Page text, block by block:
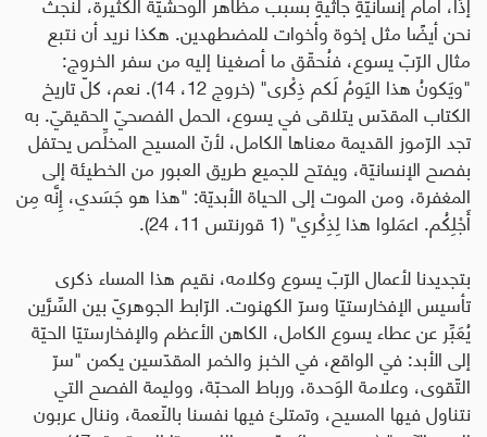
نحن أيضًا مثل إخوة وأخوات للمضطهدين. هكذا نريد أن نتبع
مثال الرّبّ يسوع، فنُحقّق ما أصغينا إليه من سفر الخروج:
"ويَكونُ هذا اليَومُ لَكم ذِكْرى" (خروج 12، 14). نعم، كلّ تاريخ
الكتاب المقدّس يتلاقى في يسوع، الحمل الفصحيّ الحقيقيّ. به
تجد الرّموز القديمة معناها الكامل، لأنّ المسيح المخلِّص يحتفل
بفصح الإنسانيّة، ويفتح للجميع طريق العبور من الخطيئة إلى
المغفرة، ومن الموت إلى الحياة الأبديّة: "هذا هو جَسَدي، إِنَّه مِن
أَجْلِكُم. اعمَلوا هذا لِذِكْري" (1 قورنتس 11، 24).
بتجديدنا لأعمال الرّبّ يسوع وكلامه، نقيم هذا المساء ذكرى
تأسيس الإفخارستيّا وسرّ الكهنوت. الرّابط الجوهريّ بين السِّرَّين
يُعَبِّر عن عطاء يسوع الكامل، الكاهن الأعظم والإفخارستيّا الحيّة
إلى الأبد: في الواقع، في الخبز والخمر المقدّسين يكمن "سرّ
التّقوى، وعلامة الوَحدة، ورباط المحبّة، ووليمة الفصح التي
نتناول فيها المسيح، وتمتلئ فيها نفسنا بالنّعمة، وننال عربون